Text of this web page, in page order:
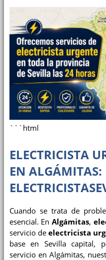
```html
ELECTRICISTA
EN ALGÁMITAS:
Cuando se trata de
esencial. EnAlgámitas,
servicio deelectricista
base en Sevilla capital,
servicio en Algámitas,